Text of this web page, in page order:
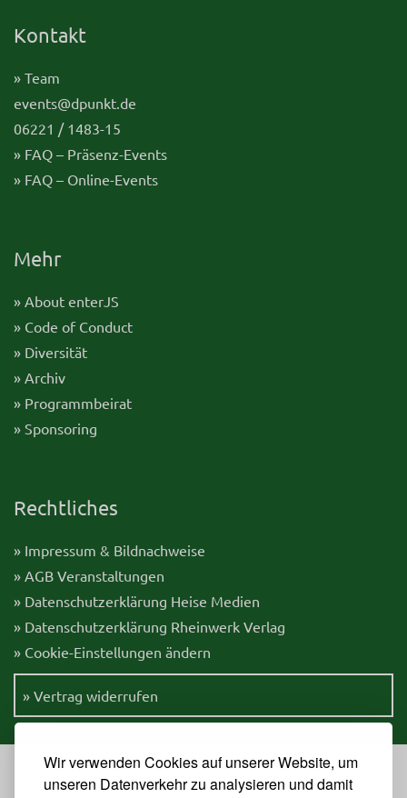
Wir verwenden Cookies auf unserer Website, um
unseren Datenverkehr zu analysieren und damit
Kontakt
» Team
events@dpunkt.de
06221 / 1483-15
» FAQ – Präsenz-Events
» FAQ – Online-Events
Mehr
» About enterJS
» Code of Conduct
» Diversität
» Archiv
» Programmbeirat
» Sponsoring
Rechtliches
» Impressum & Bildnachweise
» AGB Veranstaltungen
» Datenschutzerklärung Heise Medien
» Datenschutzerklärung Rheinwerk Verlag
» Cookie-Einstellungen ändern
» Vertrag widerrufen